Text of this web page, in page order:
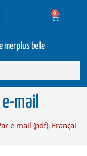
0
mer plus belle
mail
e-mail (pdf), Français